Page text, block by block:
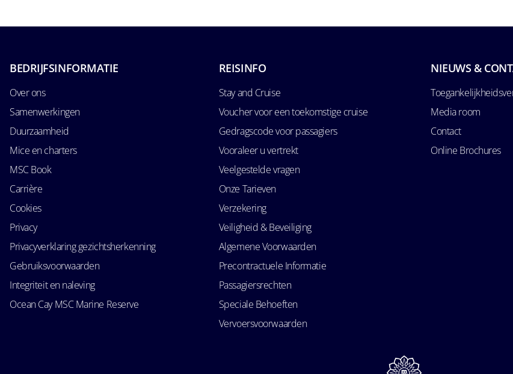
BEDRIJFSINFORMATIE
Over ons
Samenwerkingen
Duurzaamheid
Mice en charters
MSC Book
Carrière
Cookies
Privacy
Privacyverklaring gezichtsherkenning
Gebruiksvoorwaarden
Integriteit en naleving
Ocean Cay MSC Marine Reserve
REISINFO
Stay and Cruise
Voucher voor een toekomstige cruise
Gedragscode voor passagiers
Vooraleer u vertrekt
Veelgestelde vragen
Onze Tarieven
Verzekering
Veiligheid & Beveiliging
Algemene Voorwaarden
Precontractuele Informatie
Passagiersrechten
Speciale Behoeften
Vervoersvoorwaarden
NIEUWS &
Media room
Contact
Online Brochures